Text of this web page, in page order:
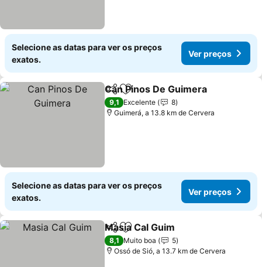
Selecione as datas para ver os preços
exatos.
Ver preços
PartilharAdicionar aos favoritos
Can Pinos De Guimera
9,1 Excelente
8
Guimerá, a 13.8 km de Cervera
Selecione as datas para ver os preços
exatos.
Ver preços
PartilharAdicionar aos favoritos
Masia Cal Guim
8,1 Muito boa
5
Ossó de Sió, a 13.7 km de Cervera